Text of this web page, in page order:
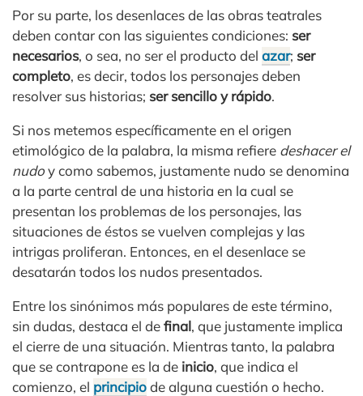
Por su parte, los desenlaces de las obras teatrales
deben contar con las siguientes condiciones: ser
necesarios, o sea, no ser el producto del azar; ser
completo, es decir, todos los personajes deben
resolver sus historias; ser sencillo y rápido.
Si nos metemos específicamente en el origen
etimológico de la palabra, la misma refiere deshacer el
nudoy como sabemos, justamente nudo se denomina
a la parte central de una historia en la cual se
presentan los problemas de los personajes, las
situaciones de éstos se vuelven complejas y las
intrigas proliferan. Entonces, en el desenlace se
desatarán todos los nudos presentados.
Entre los sinónimos más populares de este término,
sin dudas, destaca el definal, que justamente implica
el cierre de una situación. Mientras tanto, la palabra
que se contrapone es la de inicio, que indica el
comienzo, el principiode alguna cuestión o hecho.